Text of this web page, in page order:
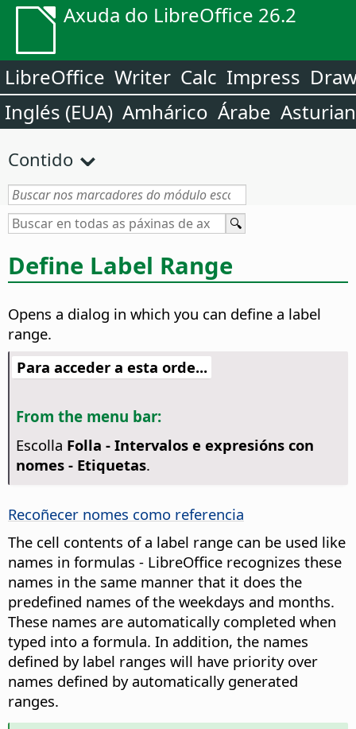
Axuda do LibreOffice 26.2
LibreOffice Writer Calc Impress
Inglés (EUA) Amhárico Árabe
Contido
Define Label Range
Opens a dialog in which you can define a label
range.
Para acceder a esta orde...
From the menu bar:
Escolla Folla - Intervalos e expresións con
nomes - Etiquetas.
Recoñecer nomes como referencia
The cell contents of a label range can be used like
names in formulas - LibreOffice recognizes these
names in the same manner that it does the
predefined names of the weekdays and months.
These names are automatically completed when
typed into a formula. In addition, the names
defined by label ranges will have priority over
names defined by automatically generated
ranges.